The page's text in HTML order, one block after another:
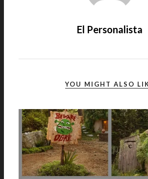
El Personalista
YOU MIGHT ALSO